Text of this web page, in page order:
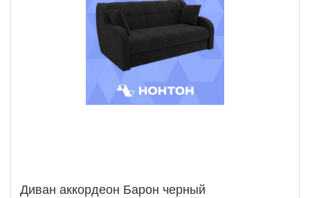
Диван аккордеон Барон черный